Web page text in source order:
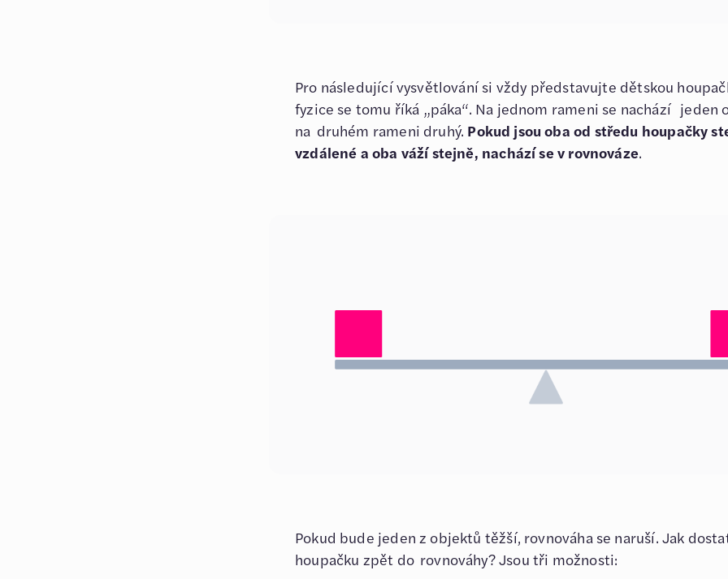
Pro následující vysvětlování si vždy představujte dětskou
fyzice se tomu říká „páka“. Na jednom rameni se nachází jeden
na druhém rameni druhý. Pokud jsou oba od středu houpačky
vzdálené a oba váží stejně, nachází se v rovnováze.
Pokud bude jeden z objektů těžší, rovnováha se naruší. Jak
houpačku zpět do rovnováhy? Jsou tři možnosti: